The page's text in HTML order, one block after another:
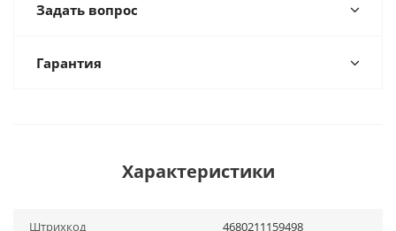
Задать вопрос
Гарантия
Характеристики
Штрихкод 4680211159498